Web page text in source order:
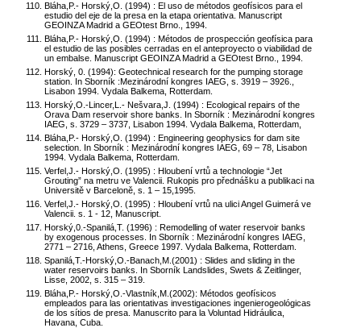
Bláha,P.- Horský,O. (1994) : El uso de métodos geofísicos para el
estudio del eje de la presa en la etapa orientativa. Manuscript
GEOINZA Madrid a GEOtest Brno., 1994.
Bláha,P.- Horský,O. (1994) : Métodos de prospección geofísica para
el estudio de las posibles cerradas en el anteproyecto o viabilidad de
un embalse. Manuscript GEOINZA Madrid a GEOtest Brno., 1994.
Horský, 0. (1994): Geotechnical research for the pumping storage
station. In Sborník :Mezinárodní kongres IAEG, s. 3919 – 3926.,
Lisabon 1994. Vydala Balkema, Rotterdam.
Horský,O.-Lincer,L.- Nešvara,J. (1994) : Ecological repairs of the
Orava Dam reservoir shore banks. In Sborník : Mezinárodní kongres
IAEG, s. 3729 – 3737, Lisabon 1994. Vydala Balkema, Rotterdam,
Bláha,P.- Horský,O. (1994) : Engineering geophysics for dam site
selection. In Sborník : Mezinárodní kongres IAEG, 69 – 78, Lisabon
1994. Vydala Balkema, Rotterdam.
Verfel,J.- Horský,O. (1995) : Hloubení vrtů a technologie “Jet
Grouting” na metru ve Valencii. Rukopis pro přednášku a publikaci na
Universitě v Barceloně, s. 1 – 15,1995.
Verfel,J.- Horský,O. (1995) : Hloubení vrtů na ulici Angel Guimerá ve
Valencii. s. 1 - 12, Manuscript.
Horský,0.-Spanilá,T. (1996) : Remodelling of water reservoir banks
by exogenous processes. In Sborník : Mezinárodní kongres IAEG,
2771 – 2716, Athens, Greece 1997. Vydala Balkema, Rotterdam.
Spanilá,T.-Horský,O.-Banach,M.(2001) : Slides and sliding in the
water reservoirs banks. In Sborník Landslides, Swets & Zeitlinger,
Lisse, 2002, s. 315 – 319.
Bláha,P.- Horský,O.-Vlastník,M.(2002): Métodos geofísicos
empleados para las orientativas investigaciones ingenierogeológicas
de los sítios de presa. Manuscrito para la Voluntad Hidráulica,
Havana, Cuba.